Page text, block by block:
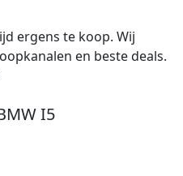
ergens te koop. Wij
en beste deals.
I5